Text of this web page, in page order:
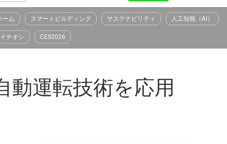
ーム スマートビルディング サステナビリティ 人工知能（AI）
イチオシ CES2026
動運転技術を応用